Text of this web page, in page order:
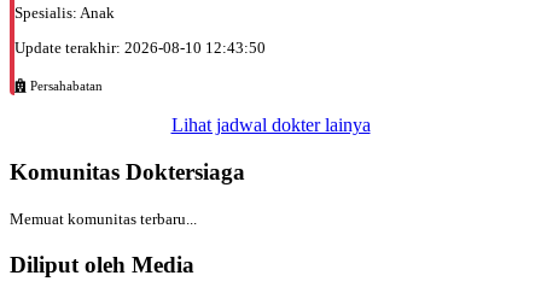
Spesialis: Anak
Update terakhir: 2026-08-10 12:43:50
Persahabatan
Lihat jadwal dokter lainya
Komunitas Doktersiaga
Memuat komunitas terbaru...
Diliput oleh Media